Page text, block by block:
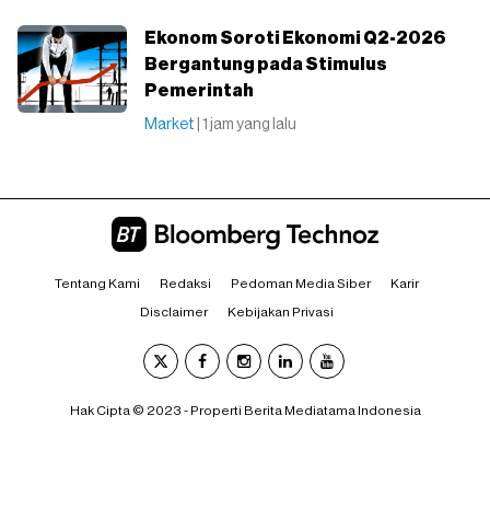
Ekonom Soroti Ekonomi Q2-2026
Bergantung pada Stimulus
Pemerintah
Market | 1 jam yang lalu
Tentang Kami Redaksi Pedoman Media Siber Karir
Disclaimer Kebijakan Privasi
Hak Cipta © 2023 - Properti Berita Mediatama Indonesia